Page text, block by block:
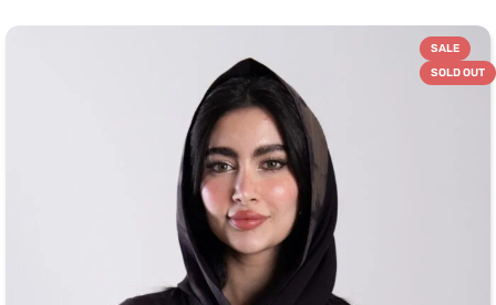
SALE
SOLD OUT